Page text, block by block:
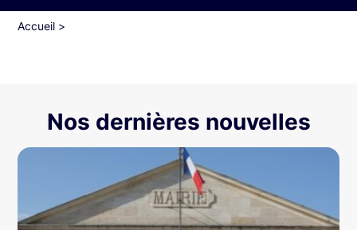
Accueil >
Nos dernières nouvelles